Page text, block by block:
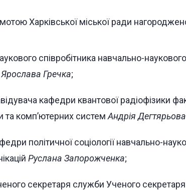
Харківської міської ради
співробітника навчально-
Ярослава Гречка;
кафедри квантової радіофізики
та комп’ютерних систем Андрія Дегтярьова
політичної соціології навчально-
Руслана Запорожченка;
секретаря служби Ученого секретаря